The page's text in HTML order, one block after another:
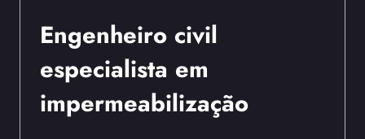
Engenheiro civil
especialista em
impermeabilização